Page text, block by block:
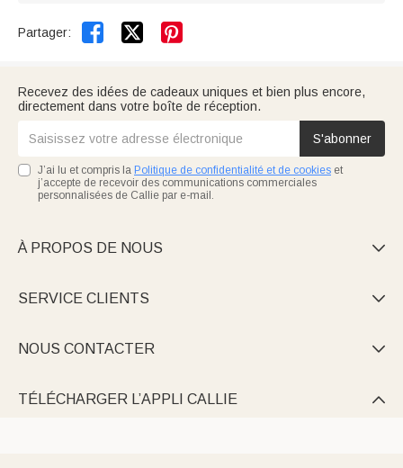
Partager:  
Recevez des idées de cadeaux uniques et bien plus encore,
directement dans votre boîte de réception.
S'abonner
J’ai lu et compris la Politique de confidentialité et de cookies et
j’accepte de recevoir des communications commerciales
personnalisées de Callie par e-mail.
À PROPOS DE NOUS 
SERVICE CLIENTS 
NOUS CONTACTER 
TÉLÉCHARGER L’APPLI CALLIE 